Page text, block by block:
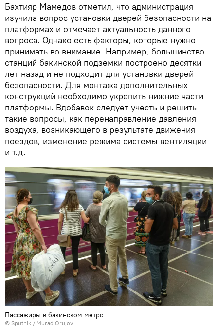
Бахтияр Мамедов отметил, что администрация
изучила вопрос установки дверей безопасности на
платформах и отмечает актуальность данного
вопроса. Однако есть факторы, которые нужно
принимать во внимание. Например, большинство
станций бакинской подземки построено десятки
лет назад и не подходит для установки дверей
безопасности. Для монтажа дополнительных
конструкций необходимо укрепить нижние части
платформы. Вдобавок следует учесть и решить
такие вопросы, как перенаправление давления
воздуха, возникающего в результате движения
поездов, изменение режима системы вентиляции
и т.д.
Пассажиры в бакинском метро
© Sputnik / Murad Orujov